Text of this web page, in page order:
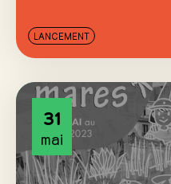
LANCEMENT
31
mai